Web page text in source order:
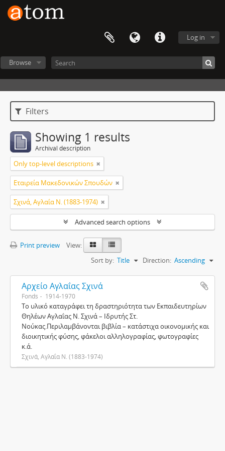
Log in
Browse
Filters
Showing 1 results
Archival description
Only top-level descriptions
Εταιρεία Μακεδονικών Σπουδών
Σχινά, Αγλαΐα Ν. (1883-1974)
Advanced search options
Print preview
View:
Sort by: Title Direction: Ascending
Αρχείο Αγλαΐας Σχινά
Fonds 1914-1970
Το υλικό καταγράφει τη δραστηριότητα των Εκπαιδευτηρίων
Θηλέων Αγλαΐας Ν. Σχινά – Ιδρυτής Στ.
Νούκας.Περιλαμβάνονται βιβλία – κατάστιχα οικονομικής και
διοικητικής φύσης, φάκελοι αλληλογραφίας, φωτογραφίες
κ.ά.
Σχινά, Αγλαΐα Ν. (1883-1974)